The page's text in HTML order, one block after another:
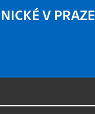
V PRAZE